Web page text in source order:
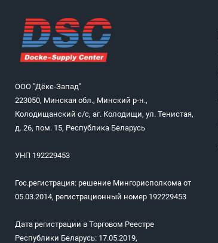
ООО "Дёке-Запад"
223050, Минская обл., Минский р-н.,
Колодищанский с/с, аг. Колодищи, ул. Тенистая,
д. 26, пом. 15, Республика Беларусь
УНП 192229453
Гос.регистрация: решение Мингорисполкома от
05.03.2014, регистрационный номер 192229453
Дата регистрации в Торговом Реестре
Республики Беларусь: 17.05.2019,